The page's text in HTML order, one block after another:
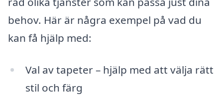
behov. Här är några exempel på vad du
kan få hjälp med:
Val av tapeter – hjälp med att välja rätt
stil och färg